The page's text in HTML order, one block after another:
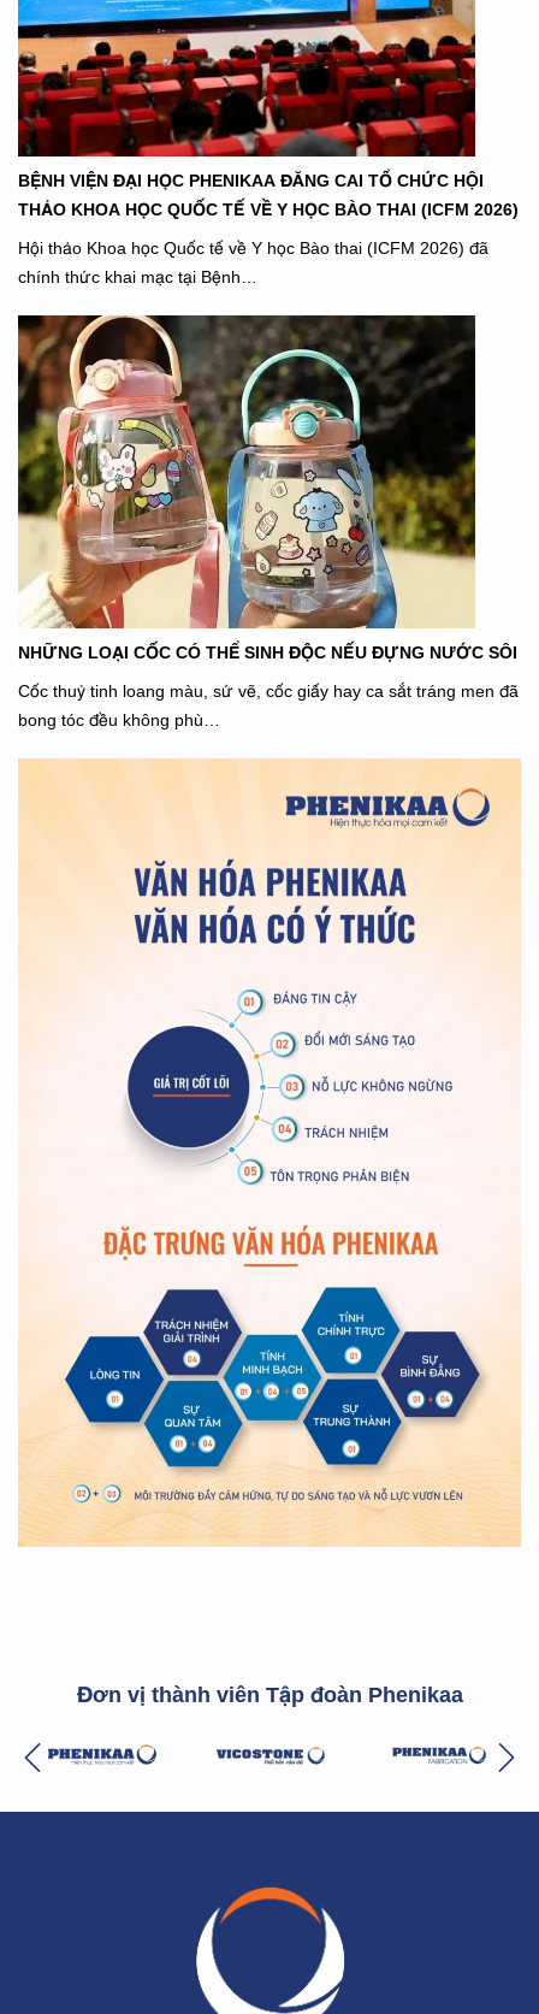
BỆNH VIỆN ĐẠI HỌC PHENIKAA ĐĂNG CAI TỔ CHỨC HỘI
THẢO KHOA HỌC QUỐC TẾ VỀ Y HỌC BÀO THAI (ICFM 2026)
Hội thảo Khoa học Quốc tế về Y học Bào thai (ICFM 2026) đã
chính thức khai mạc tại Bệnh…
NHỮNG LOẠI CỐC CÓ THỂ SINH ĐỘC NẾU ĐỰNG NƯỚC SÔI
Cốc thuỷ tinh loang màu, sứ vẽ, cốc giấy hay ca sắt tráng men đã
bong tóc đều không phù…
Đơn vị thành viên Tập đoàn Phenikaa